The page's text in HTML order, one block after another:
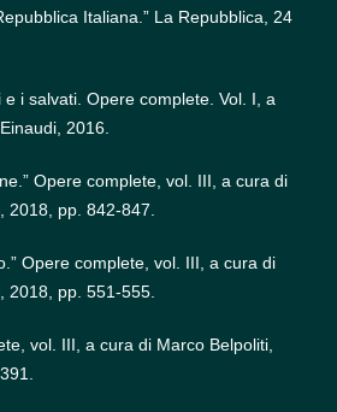
Italiana.” La Repubblica, 24
i salvati. Opere complete. Vol. I, a
2016.
Opere complete, vol. III, a cura di
2018, pp. 842-847.
Opere complete, vol. III, a cura di
2018, pp. 551-555.
vol. III, a cura di Marco Belpoliti,